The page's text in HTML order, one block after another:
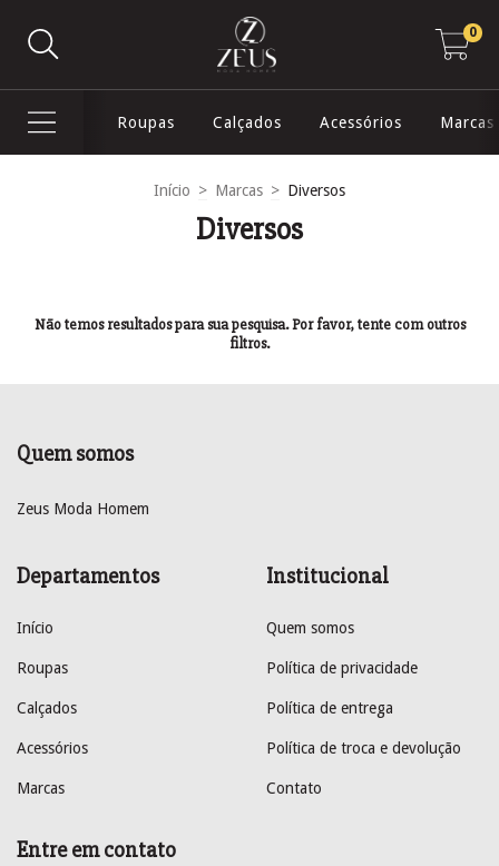
0
Roupas Calçados Acessórios Marcas
Início > Marcas > Diversos
Diversos
Não temos resultados para sua pesquisa. Por favor, tente com outros
filtros.
Quem somos
Zeus Moda Homem
Departamentos
Início
Roupas
Calçados
Acessórios
Marcas
Institucional
Quem somos
Política de privacidade
Política de entrega
Política de troca e devolução
Contato
Entre em contato